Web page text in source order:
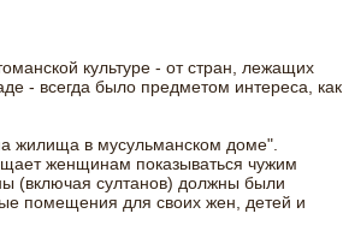
культуре - от стран, лежащих
- всегда было предметом интереса, как
жилища в мусульманском доме".
женщинам показываться чужим
(включая султанов) должны были
помещения для своих жен, детей и